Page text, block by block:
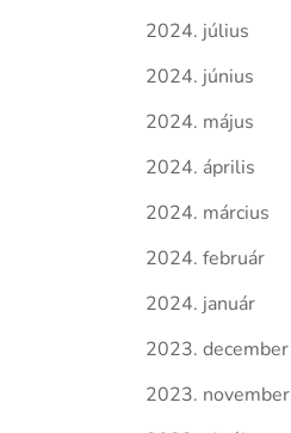
2024. július
2024. június
2024. május
2024. április
2024. március
2024. február
2024. január
2023. december
2023. november